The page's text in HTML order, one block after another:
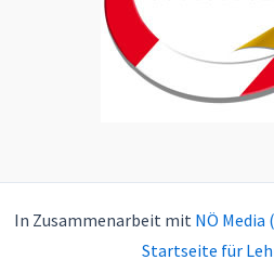
In Zusammenarbeit mitNÖ Media
Startseite für